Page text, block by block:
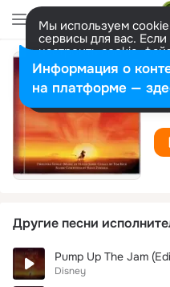
Мы используем
сервисы для вас.
настроить cookie-
представитель.
Разрешить все
Другие песни
Pump Up The Jam
Disney
Информация о
на платформе —